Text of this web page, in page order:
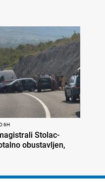
6H
Stolac-
obustavljen,